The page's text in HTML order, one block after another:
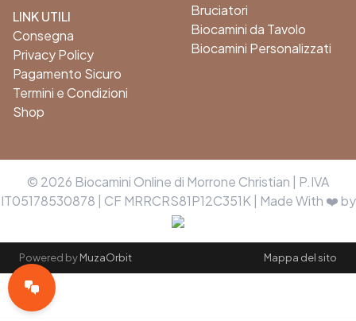
LINK UTILI
Consegna
Privacy Policy
Pagamento Sicuro
Termini e Condizioni
Shop
Bruciatori
Biocamini da Tavolo
Biocamini Personalizzati
© 2026 Biocamini Online di Morrone Christian | P.IVA
IT05178530878 | CF MRRCRS81P12C351K | Made With ❤️ by
Powered byMuzaOrbit Mappa del sito